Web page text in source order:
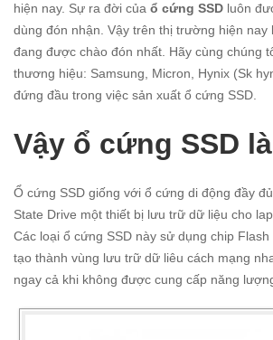
hiện nay. Sự ra đời của ổ cứng SSD luôn
dùng đón nhận. Vậy trên thị trường hiện nay
đang được chào đón nhất. Hãy cùng chúng
thương hiệu: Samsung, Micron, Hynix (Sk
đứng đầu trong việc sản xuất ổ cứng SSD.
Vậy ổ cứng SSD
Ổ cứng SSD giống với ổ cứng di động đầy
State Drive một thiết bị lưu trữ dữ liệu cho
Các loại ổ cứng SSD này sử dụng chip
tạo thành vùng lưu trữ dữ liêu cách mạng
ngay cả khi không được cung cấp năng